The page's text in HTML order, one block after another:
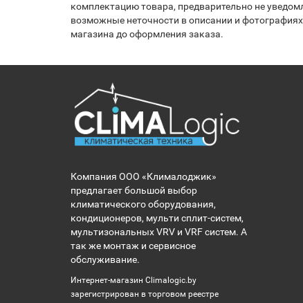
комплектацию товара, предварительно не
возможные неточности в описании и
магазина до оформления заказа.
Компания ООО «Клималоджик»
предлагает большой выбор
климатического оборудования,
кондиционеров, мульти сплит-систем,
мультизональных VRV и VRF систем. А
так же монтаж и сервисное
обслуживание.
Интернет-магазин Climalogic.by
зарегистрирован в торговом реестре